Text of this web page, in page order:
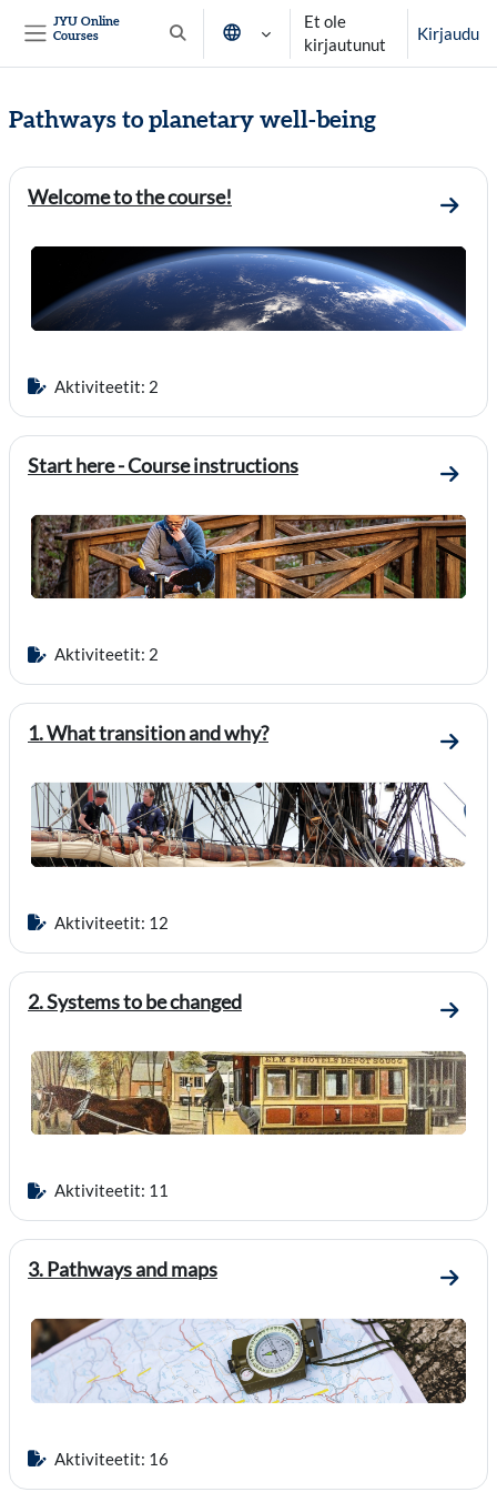
JYU Online
Courses
Vaihda hakusyöttöä
Et ole
kirjautunut
Kirjaudu
Pathways to planetary well-being
Osion ääriviiva
Welcome to the course!
Mene
Aktiviteetit: 2
Start here - Course instructions
Mene
Aktiviteetit: 2
1. What transition and why?
Mene
Aktiviteetit: 12
2. Systems to be changed
Mene
Aktiviteetit: 11
3. Pathways and maps
Mene
Aktiviteetit: 16